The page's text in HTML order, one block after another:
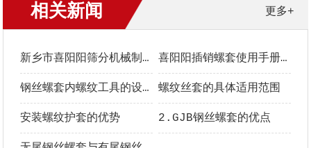
更多+
相关新闻
新乡市喜阳阳筛分机械制造有限公司螺套中文手册 喜阳阳插销螺套使用手册｜安装、选型与维护全指南
钢丝螺套内螺纹工具的设计要点 螺纹丝套的具体适用范围
安装螺纹护套的优势 2.GJB钢丝螺套的优点